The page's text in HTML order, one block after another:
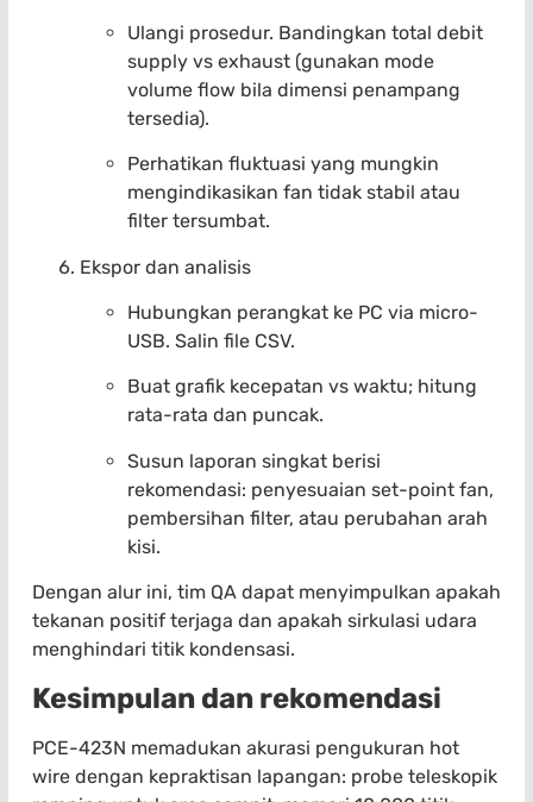
Ulangi prosedur. Bandingkan total debit
supply vs exhaust (gunakan mode
volume flow bila dimensi penampang
tersedia).
Perhatikan fluktuasi yang mungkin
mengindikasikan fan tidak stabil atau
filter tersumbat.
Ekspor dan analisis
Hubungkan perangkat ke PC via micro-
USB. Salin file CSV.
Buat grafik kecepatan vs waktu; hitung
rata-rata dan puncak.
Susun laporan singkat berisi
rekomendasi: penyesuaian set-point fan,
pembersihan filter, atau perubahan arah
kisi.
Dengan alur ini, tim QA dapat menyimpulkan apakah
tekanan positif terjaga dan apakah sirkulasi udara
menghindari titik kondensasi.
Kesimpulan dan rekomendasi
PCE-423N memadukan akurasi pengukuran hot
wire dengan kepraktisan lapangan: probe teleskopik